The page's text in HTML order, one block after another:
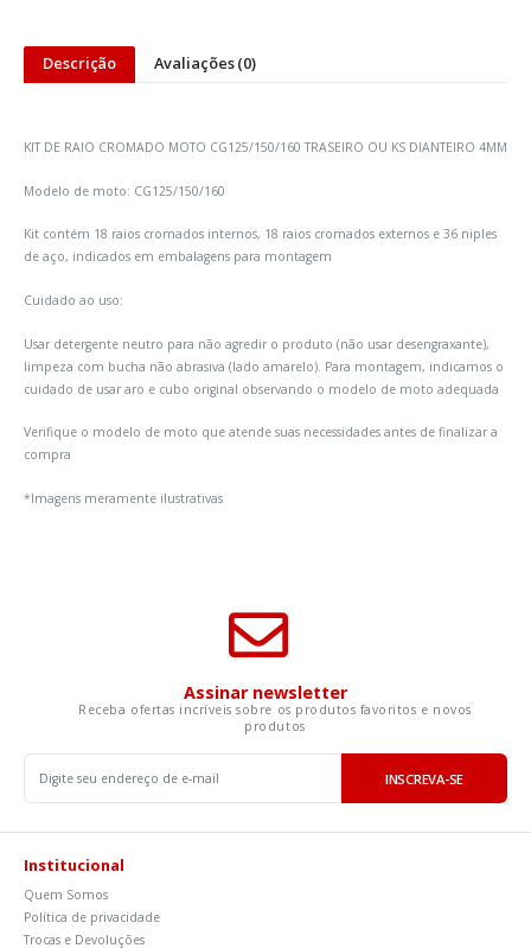
Descrição Avaliações (0)
KIT DE RAIO CROMADO MOTO CG125/150/160 TRASEIRO OU KS DIANTEIRO 4MM
Modelo de moto: CG125/150/160
Kit contém 18 raios cromados internos, 18 raios cromados externos e 36 niples
de aço, indicados em embalagens para montagem
Cuidado ao uso:
Usar detergente neutro para não agredir o produto (não usar desengraxante),
limpeza com bucha não abrasiva (lado amarelo). Para montagem, indicamos o
cuidado de usar aro e cubo original observando o modelo de moto adequada
Verifique o modelo de moto que atende suas necessidades antes de finalizar a
compra
*Imagens meramente ilustrativas
Assinar newsletter
Receba ofertas incríveis sobre os produtos favoritos e novos
produtos
INSCREVA-SE
Institucional
Quem Somos
Política de privacidade
Trocas e Devoluções